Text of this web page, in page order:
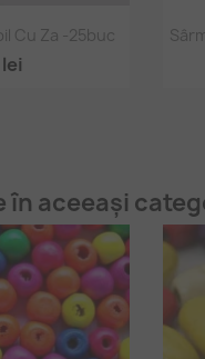
rapidă
Cu Za -25buc
în aceeași